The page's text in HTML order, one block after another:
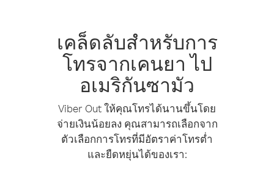
เคล็ดลับสำหรับการ
โทรจากเคนยา ไป
อเมริกันซามัว
Viber Out ให้คุณโทรได้นานขึ้นโดย
จ่ายเงินน้อยลง คุณสามารถเลือกจาก
ตัวเลือกการโทรที่มีอัตราค่าโทรต่ำ
และยืดหยุ่นได้ของเรา: